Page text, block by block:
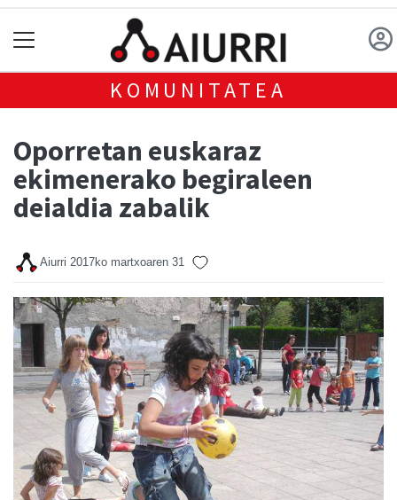
KOMUNITATEA
Oporretan euskaraz
ekimenerako begiraleen
deialdia zabalik
Aiurri 2017ko martxoaren 31